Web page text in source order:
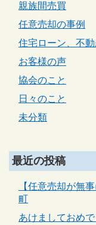
親族間売買
任意売却の事例
住宅ローン、不動
お客様の声
協会のこと
日々のこと
未分類
最近の投稿
【任意売却が無
町
あけましておめ